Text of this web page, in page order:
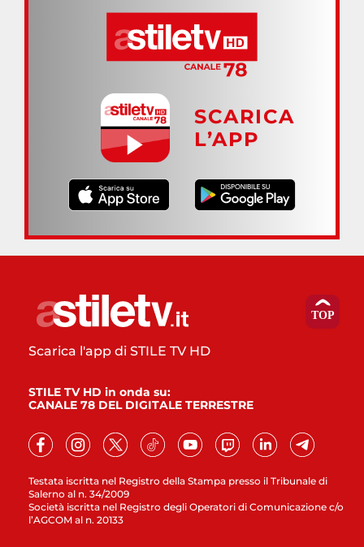
SCARICA
L’APP
Testata iscritta nel Registro della Stampa presso il Tribunale di
Salerno al n. 34/2009
Società iscritta nel Registro degli Operatori di Comunicazione c/o
l’AGCOM al n. 20133
Scarica l'app di STILE TV HD
STILE TV HD in onda su:
CANALE 78 DEL DIGITALE TERRESTRE